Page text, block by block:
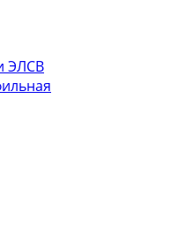
ЭЛСВ